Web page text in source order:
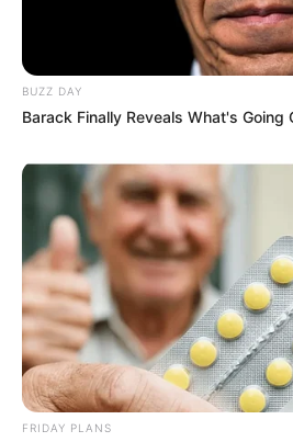
BUZZ DAY
Barack Finally Reveals What's Going
FRIDAY PLANS